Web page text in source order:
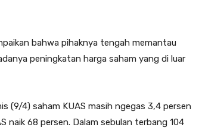
bahwa pihaknya tengah memantau
peningkatan harga saham yang di luar
(9/4) saham KUAS masih ngegas 3,4 persen
naik 68 persen. Dalam sebulan terbang 104